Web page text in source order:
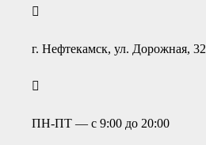
г. Нефтекамск, ул. Дорожная, 32
ПН-ПТ — с 9:00 до 20:00